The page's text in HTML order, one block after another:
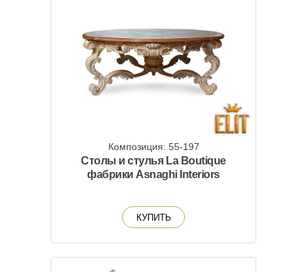
Композиция: 55-197
Столы и стулья La Boutique
фабрики Asnaghi Interiors
КУПИТЬ